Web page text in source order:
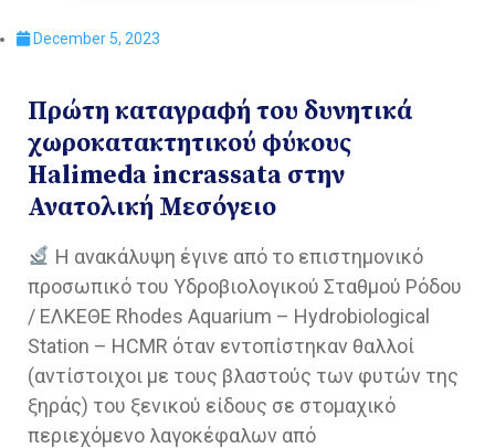
December 5, 2023
Πρώτη καταγραφή του δυνητικά
χωροκατακτητικού φύκους
Halimeda incrassata στην
Ανατολική Μεσόγειο
Η ανακάλυψη έγινε από το επιστημονικό
προσωπικό του Υδροβιολογικού Σταθμού Ρόδου
/ ΕΛΚΕΘΕ Rhodes Αquarium – Hydrobiological
Station – HCMR όταν εντοπίστηκαν θαλλοί
(αντίστοιχοι με τους βλαστούς των φυτών της
ξηράς) του ξενικού είδους σε στομαχικό
περιεχόμενο λαγοκέφαλων από